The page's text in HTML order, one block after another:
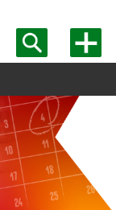
Mostrar
buscadormás